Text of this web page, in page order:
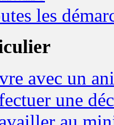
les
avec un
une